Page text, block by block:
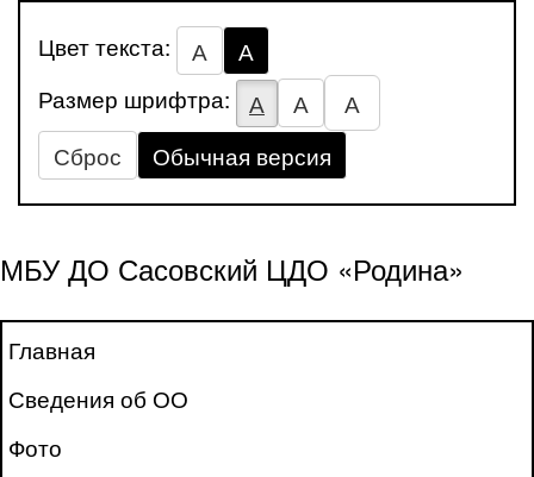
Цвет текста: А
А
Размер шрифтра:
А А
А
Сброс
Обычная версия
МБУ ДО Сасовский ЦДО «Родина»
Главная
Сведения об ОО
Фото